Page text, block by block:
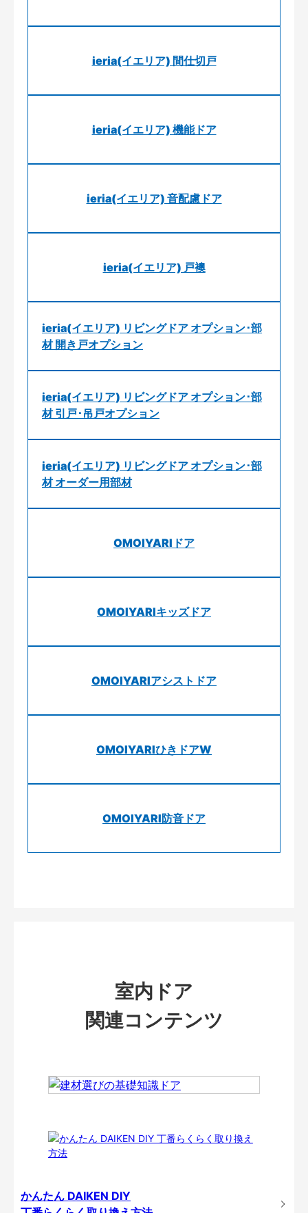
ieria(イエリア) 間仕切戸
ieria(イエリア) 機能ドア
ieria(イエリア) 音配慮ドア
ieria(イエリア) 戸襖
ieria(イエリア) リビングドア オプション･部
材 開き戸オプション
ieria(イエリア) リビングドア オプション･部
材 引戸･吊戸オプション
ieria(イエリア) リビングドア オプション･部
材 オーダー用部材
OMOIYARIドア
OMOIYARIキッズドア
OMOIYARIアシストドア
OMOIYARIひきドアW
OMOIYARI防音ドア
室内ドア
関連コンテンツ
かんたん DAIKEN DIY